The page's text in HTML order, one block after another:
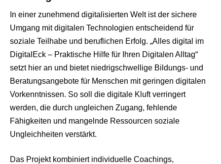
In einer zunehmend digitalisierten Welt ist der sichere
Umgang mit digitalen Technologien entscheidend für
soziale Teilhabe und beruflichen Erfolg. „Alles digital im
DigitalEck – Praktische Hilfe für Ihren Digitalen Alltag“
setzt hier an und bietet niedrigschwellige Bildungs- und
Beratungsangebote für Menschen mit geringen digitalen
Vorkenntnissen. So soll die digitale Kluft verringert
werden, die durch ungleichen Zugang, fehlende
Fähigkeiten und mangelnde Ressourcen soziale
Ungleichheiten verstärkt.
Das Projekt kombiniert individuelle Coachings,